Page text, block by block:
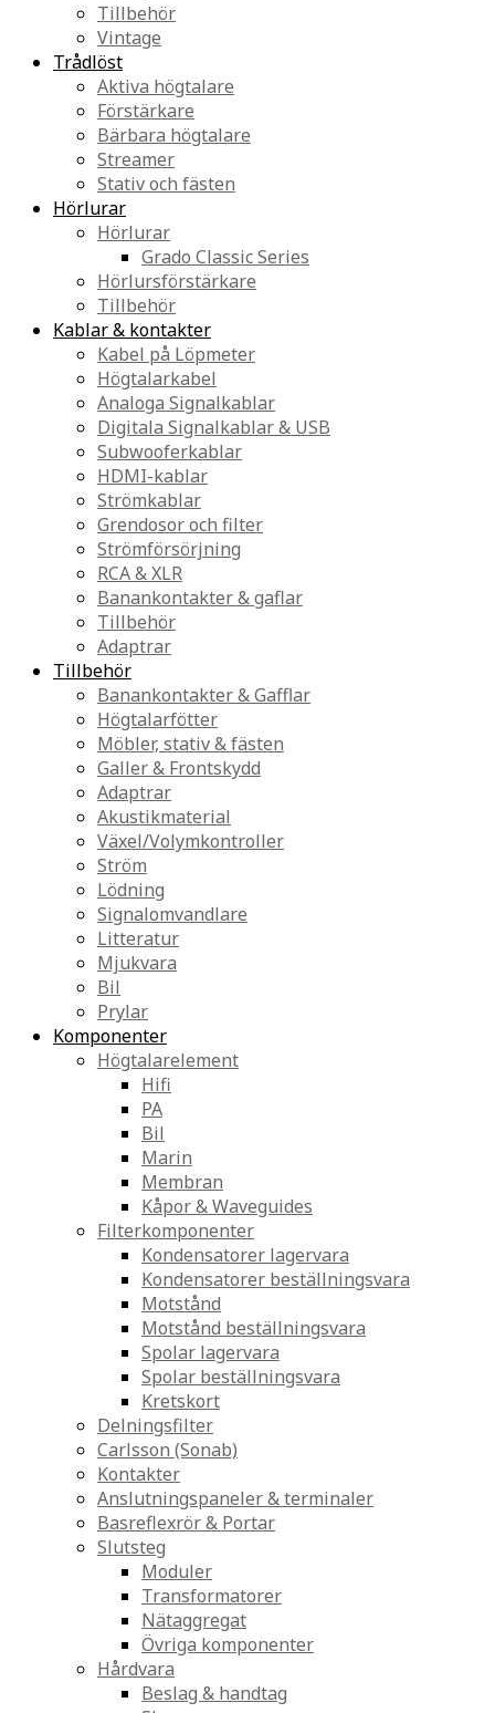
Tillbehör
Vintage
Trådlöst
Aktiva högtalare
Förstärkare
Bärbara högtalare
Streamer
Stativ och fästen
Hörlurar
Hörlurar
Grado Classic Series
Hörlursförstärkare
Tillbehör
Kablar & kontakter
Kabel på Löpmeter
Högtalarkabel
Analoga Signalkablar
Digitala Signalkablar & USB
Subwooferkablar
HDMI-kablar
Strömkablar
Grendosor och filter
Strömförsörjning
RCA & XLR
Banankontakter & gaflar
Tillbehör
Adaptrar
Tillbehör
Banankontakter & Gafflar
Högtalarfötter
Möbler, stativ & fästen
Galler & Frontskydd
Adaptrar
Akustikmaterial
Växel/Volymkontroller
Ström
Lödning
Signalomvandlare
Litteratur
Mjukvara
Bil
Prylar
Komponenter
Högtalarelement
Hifi
PA
Bil
Marin
Membran
Kåpor & Waveguides
Filterkomponenter
Kondensatorer lagervara
Kondensatorer beställningsvara
Motstånd
Motstånd beställningsvara
Spolar lagervara
Spolar beställningsvara
Kretskort
Delningsfilter
Carlsson (Sonab)
Kontakter
Anslutningspaneler & terminaler
Basreflexrör & Portar
Slutsteg
Moduler
Transformatorer
Nätaggregat
Övriga komponenter
Hårdvara
Beslag & handtag